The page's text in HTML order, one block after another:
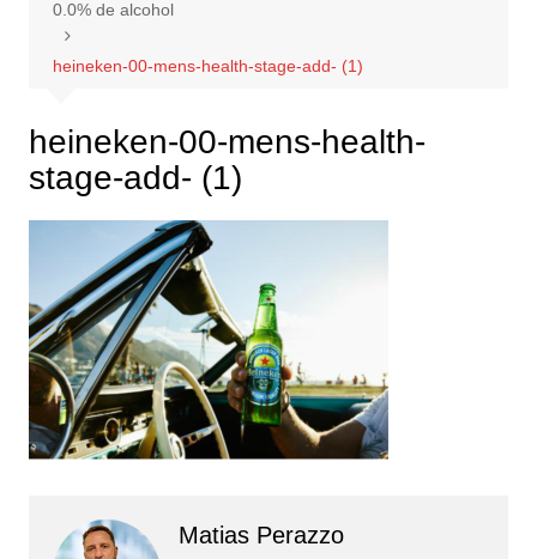
0.0% de alcohol
heineken-00-mens-health-stage-add- (1)
heineken-00-mens-health-
stage-add- (1)
Matias Perazzo